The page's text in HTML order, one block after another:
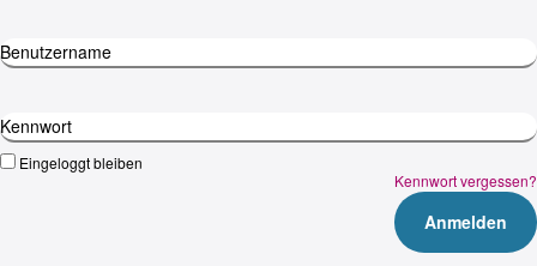
Benutzername
Kennwort
Eingeloggt bleiben
Kennwort vergessen?